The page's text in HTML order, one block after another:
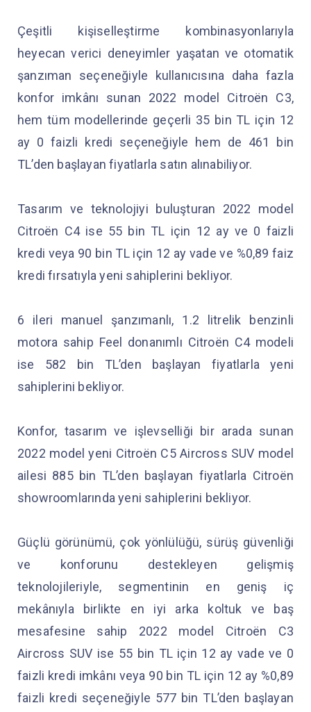
Çeşitli kişiselleştirme kombinasyonlarıyla
heyecan verici deneyimler yaşatan ve otomatik
şanzıman seçeneğiyle kullanıcısına daha fazla
konfor imkânı sunan 2022 model Citroën C3,
hem tüm modellerinde geçerli 35 bin TL için 12
ay 0 faizli kredi seçeneğiyle hem de 461 bin
TL’den başlayan fiyatlarla satın alınabiliyor.
Tasarım ve teknolojiyi buluşturan 2022 model
Citroën C4 ise 55 bin TL için 12 ay ve 0 faizli
kredi veya 90 bin TL için 12 ay vade ve %0,89 faiz
kredi fırsatıyla yeni sahiplerini bekliyor.
6 ileri manuel şanzımanlı, 1.2 litrelik benzinli
motora sahip Feel donanımlı Citroën C4 modeli
ise 582 bin TL’den başlayan fiyatlarla yeni
sahiplerini bekliyor.
Konfor, tasarım ve işlevselliği bir arada sunan
2022 model yeni Citroën C5 Aircross SUV model
ailesi 885 bin TL’den başlayan fiyatlarla Citroën
showroomlarında yeni sahiplerini bekliyor.
Güçlü görünümü, çok yönlülüğü, sürüş güvenliği
ve konforunu destekleyen gelişmiş
teknolojileriyle, segmentinin en geniş iç
mekânıyla birlikte en iyi arka koltuk ve baş
mesafesine sahip 2022 model Citroën C3
Aircross SUV ise 55 bin TL için 12 ay vade ve 0
faizli kredi imkânı veya 90 bin TL için 12 ay %0,89
faizli kredi seçeneğiyle 577 bin TL’den başlayan